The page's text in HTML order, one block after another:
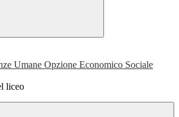
Umane Opzione Economico Sociale
liceo